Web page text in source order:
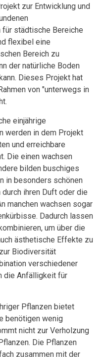
zur Entwicklung und
für städtische Bereiche
flexibel eine
Bereich zu
der natürliche Boden
Dieses Projekt hat
von "unterwegs in
einjährige
werden in dem Projekt
und erreichbare
Die einen wachsen
bilden buschiges
in besonders schönen
durch ihren Duft oder die
manchen wachsen sogar
Dadurch lassen
um über die
ästhetische Effekte zu
Biodiversität
verschiedener
die Anfälligkeit für
Pflanzen bietet
benötigen wenig
nicht zur Verholzung
Die Pflanzen
zusammen mit der